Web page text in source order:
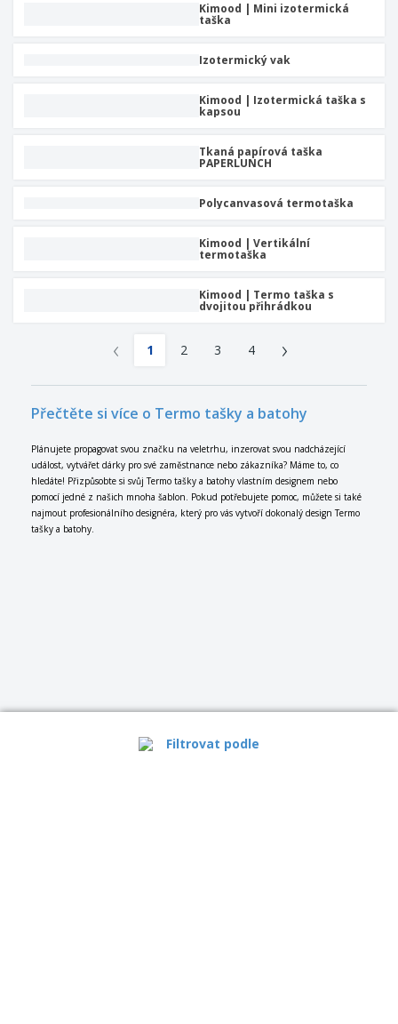
Filtrovat podle
Kimood | Mini izotermická
taška
Izotermický vak
Kimood | Izotermická taška s
kapsou
Tkaná papírová taška
PAPERLUNCH
Polycanvasová termotaška
Kimood | Vertikální
termotaška
Kimood | Termo taška s
dvojitou přihrádkou
‹ 1 2 3 4 ›
Přečtěte si více o Termo tašky a batohy
Plánujete propagovat svou značku na veletrhu, inzerovat svou nadcházející
událost, vytvářet dárky pro své zaměstnance nebo zákazníka? Máme to, co
hledáte! Přizpůsobte si svůj Termo tašky a batohy vlastním designem nebo
pomocí jedné z našich mnoha šablon. Pokud potřebujete pomoc, můžete si také
najmout profesionálního designéra, který pro vás vytvoří dokonalý design Termo
tašky a batohy.